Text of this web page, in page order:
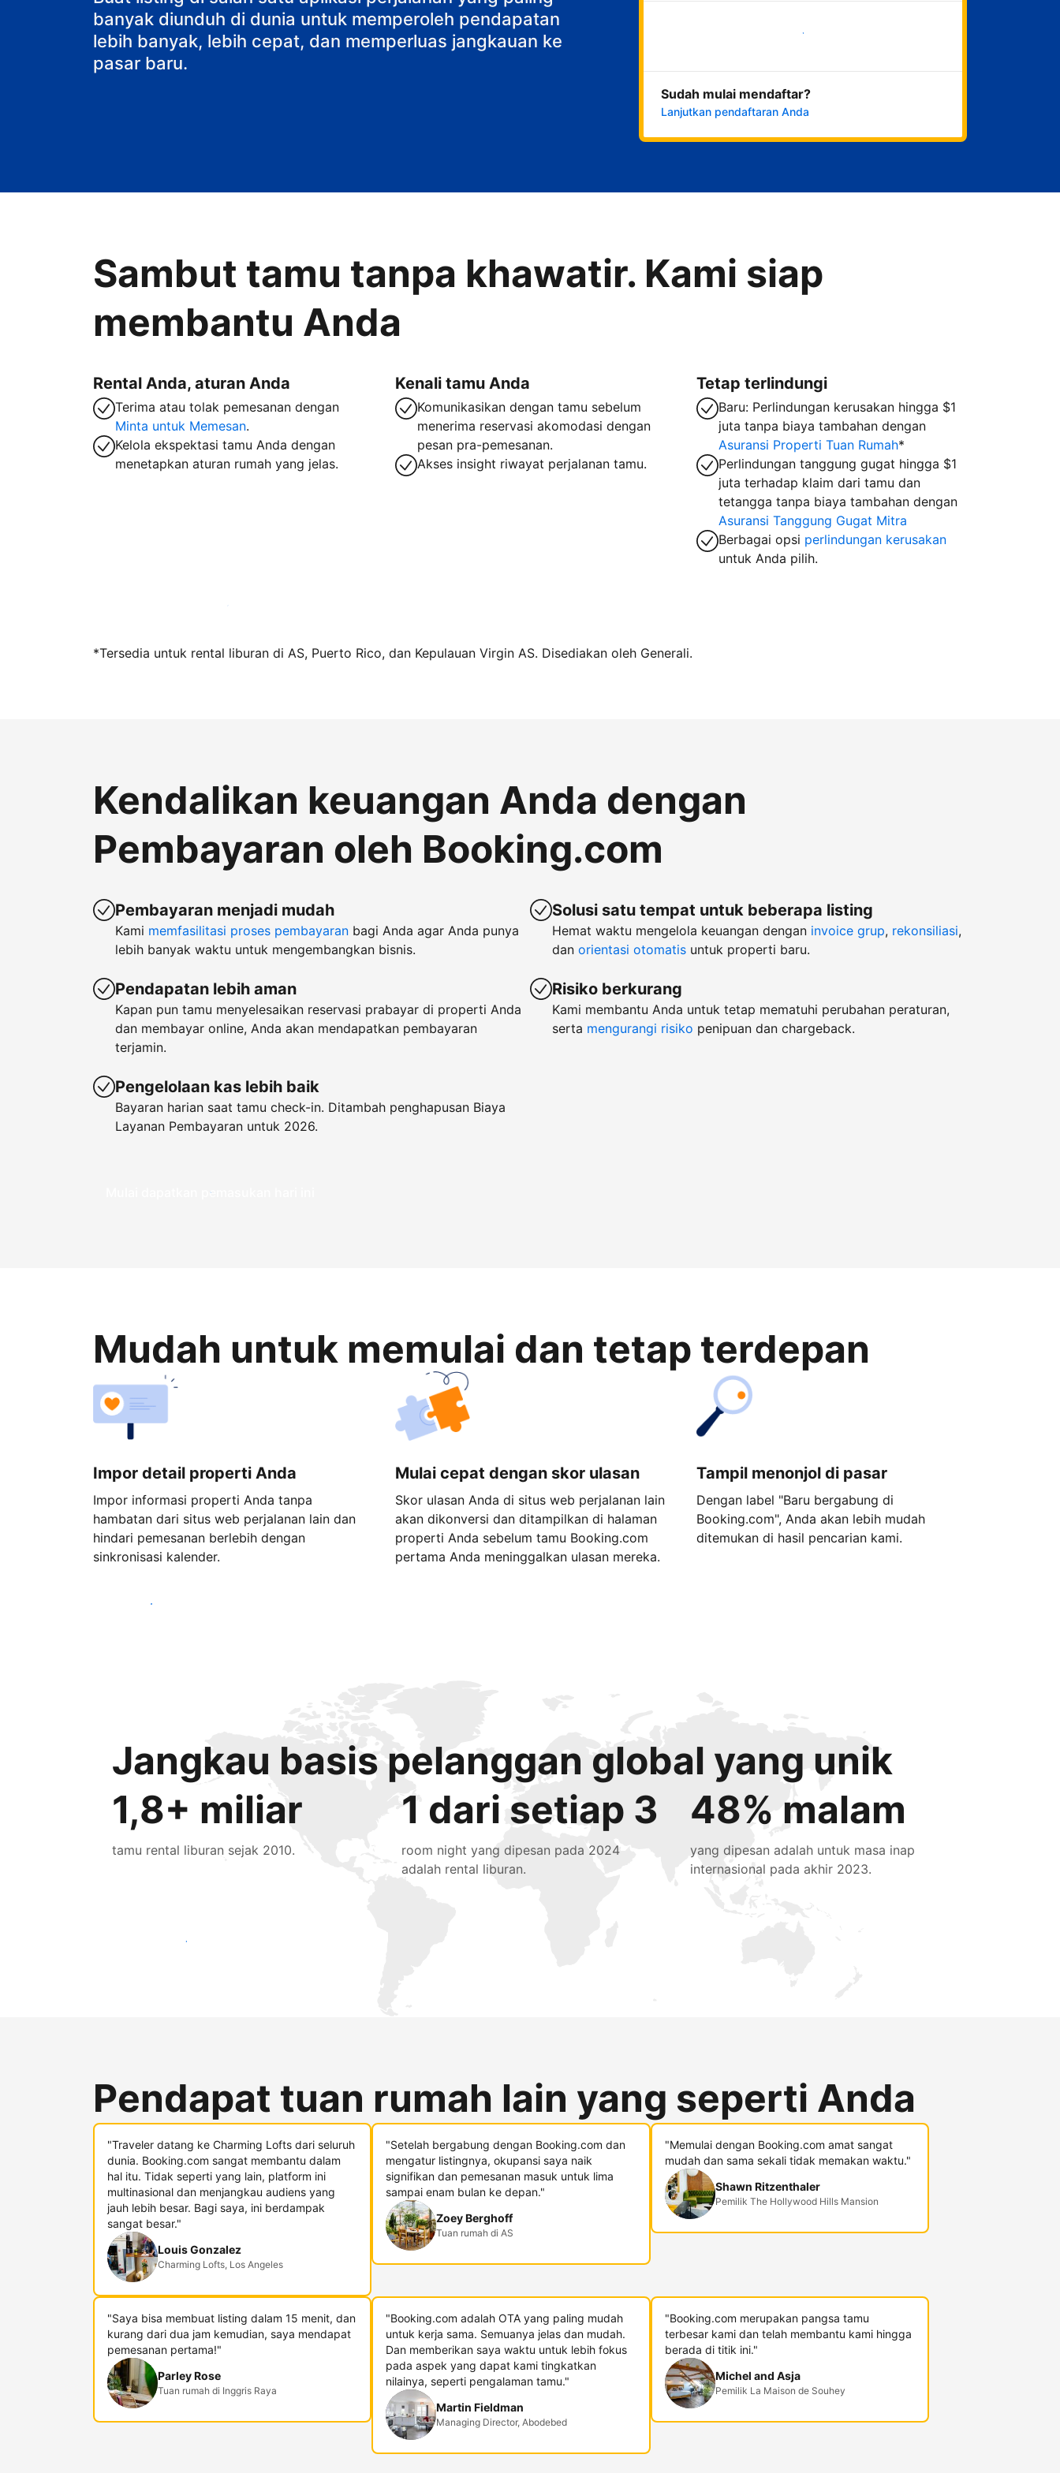
banyak diunduh di dunia untuk memperoleh pendapatan
lebih banyak, lebih cepat, dan memperluas jangkauan ke
pasar baru.
Mulai sekarang
Sudah mulai mendaftar?
Lanjutkan pendaftaran Anda
Sambut tamu tanpa khawatir. Kami siap
membantu Anda
Rental Anda, aturan Anda
Terima atau tolak pemesanan dengan
Minta untuk Memesan.
Kelola ekspektasi tamu Anda dengan
menetapkan aturan rumah yang jelas.
Kenali tamu Anda
Komunikasikan dengan tamu sebelum
menerima reservasi akomodasi dengan
pesan pra-pemesanan.
Akses insight riwayat perjalanan tamu.
Tetap terlindungi
Baru: Perlindungan kerusakan hingga $1
juta tanpa biaya tambahan dengan
Asuransi Properti Tuan Rumah*
Perlindungan tanggung gugat hingga $1
juta terhadap klaim dari tamu dan
tetangga tanpa biaya tambahan dengan
Asuransi Tanggung Gugat Mitra
Berbagai opsi perlindungan kerusakan
untuk Anda pilih.
Jadi tuan rumah bersama kami sekarang
*Tersedia untuk rental liburan di AS, Puerto Rico, dan Kepulauan Virgin AS. Disediakan oleh Generali.
Kendalikan keuangan Anda dengan
Pembayaran oleh Booking.com
Pembayaran menjadi mudah
Kami memfasilitasi proses pembayaran bagi Anda agar Anda punya
lebih banyak waktu untuk mengembangkan bisnis.
Pendapatan lebih aman
Kapan pun tamu menyelesaikan reservasi prabayar di properti Anda
dan membayar online, Anda akan mendapatkan pembayaran
terjamin.
Pengelolaan kas lebih baik
Bayaran harian saat tamu check-in. Ditambah penghapusan Biaya
Layanan Pembayaran untuk 2026.
Solusi satu tempat untuk beberapa listing
Hemat waktu mengelola keuangan dengan invoice grup, rekonsiliasi,
dan orientasi otomatis untuk properti baru.
Risiko berkurang
Kami membantu Anda untuk tetap mematuhi perubahan peraturan,
serta mengurangi risiko penipuan dan chargeback.
Mulai dapatkan pemasukan hari ini
Mudah untuk memulai dan tetap terdepan
Impor detail properti Anda
Impor informasi properti Anda tanpa
hambatan dari situs web perjalanan lain dan
hindari pemesanan berlebih dengan
sinkronisasi kalender.
Mulai cepat dengan skor ulasan
Skor ulasan Anda di situs web perjalanan lain
akan dikonversi dan ditampilkan di halaman
properti Anda sebelum tamu Booking.com
pertama Anda meninggalkan ulasan mereka.
Tampil menonjol di pasar
Dengan label "Baru bergabung di
Booking.com", Anda akan lebih mudah
ditemukan di hasil pencarian kami.
Mulai sekarang
Jangkau basis pelanggan global yang unik
1,8+ miliar
tamu rental liburan sejak 2010.
1 dari setiap 3
room night yang dipesan pada 2024
adalah rental liburan.
48% malam
yang dipesan adalah untuk masa inap
internasional pada akhir 2023.
Jangkau tamu baru hari ini
Pendapat tuan rumah lain yang seperti Anda
"Traveler datang ke Charming Lofts dari seluruh
dunia. Booking.com sangat membantu dalam
hal itu. Tidak seperti yang lain, platform ini
multinasional dan menjangkau audiens yang
jauh lebih besar. Bagi saya, ini berdampak
sangat besar."
Louis Gonzalez
Charming Lofts, Los Angeles
"Setelah bergabung dengan Booking.com dan
mengatur listingnya, okupansi saya naik
signifikan dan pemesanan masuk untuk lima
sampai enam bulan ke depan."
Zoey Berghoff
Tuan rumah di AS
"Memulai dengan Booking.com amat sangat
mudah dan sama sekali tidak memakan waktu."
Shawn Ritzenthaler
Pemilik The Hollywood Hills Mansion
"Saya bisa membuat listing dalam 15 menit, dan
kurang dari dua jam kemudian, saya mendapat
pemesanan pertama!"
Parley Rose
Tuan rumah di Inggris Raya
"Booking.com adalah OTA yang paling mudah
untuk kerja sama. Semuanya jelas dan mudah.
Dan memberikan saya waktu untuk lebih fokus
pada aspek yang dapat kami tingkatkan
nilainya, seperti pengalaman tamu."
Martin Fieldman
Managing Director, Abodebed
"Booking.com merupakan pangsa tamu
terbesar kami dan telah membantu kami hingga
berada di titik ini."
Michel and Asja
Pemilik La Maison de Souhey